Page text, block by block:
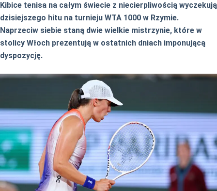
Kibice tenisa na całym świecie z niecierpliwością wyczekują
dzisiejszego hitu na turnieju WTA 1000 w Rzymie.
Naprzeciw siebie staną dwie wielkie mistrzynie, które w
stolicy Włoch prezentują w ostatnich dniach imponującą
dyspozycję.